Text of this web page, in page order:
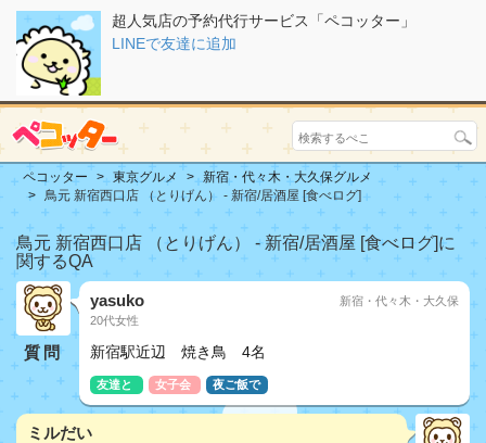
超人気店の予約代行サービス「ペコッター」
LINEで友達に追加
ペコッター 東京グルメ
新宿・代々木・大久保グルメ
鳥元 新宿西口店 （とりげん） - 新宿/居酒屋 [食べログ]
鳥元 新宿西口店 （とりげん） - 新宿/居酒屋 [食べログ]に
関するQA
質問
yasuko
20代女性
新宿・代々木・大久保
新宿駅近辺 焼き鳥 4名
友達と 女子会 夜ご飯で
ミルだい